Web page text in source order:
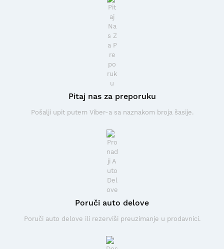
Pitaj nas za preporuku
Pošalji upit putem Viber-a sa naznakom broja šasije.
Poruči auto delove
Poruči auto delove ili rezerviši preuzimanje u prodavnici.